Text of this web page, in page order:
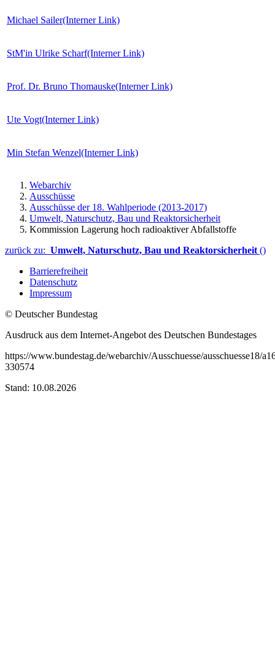
Michael Sailer(Interner Link)
StM'in Ulrike Scharf(Interner Link)
Prof. Dr. Bruno Thomauske(Interner Link)
Ute Vogt(Interner Link)
Min Stefan Wenzel(Interner Link)
Webarchiv
Ausschüsse
Ausschüsse der 18. Wahlperiode (2013-2017)
Umwelt, Naturschutz, Bau und Reaktorsicherheit
Kommission Lagerung hoch radioaktiver Abfallstoffe
zurück zu: Umwelt, Naturschutz, Bau und Reaktorsicherheit ()
Barrierefreiheit
Datenschutz
Impressum
© Deutscher Bundestag
Ausdruck aus dem Internet-Angebot des Deutschen Bundestages
https://www.bundestag.de/webarchiv/Ausschuesse/ausschuesse18/
330574
Stand: 10.08.2026